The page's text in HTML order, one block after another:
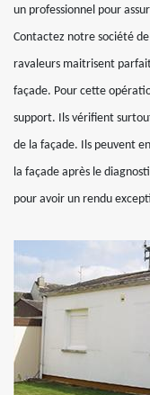
un professionnel pour
Contactez notre société
ravaleurs maitrisent
façade. Pour cette
support. Ils vérifient
de la façade. Ils peuvent
la façade après le
pour avoir un rendu